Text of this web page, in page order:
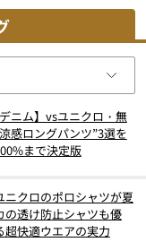
ニム】vsユニクロ・無
感ロングパンツ”3選を
まで決定版
ニクロのポロシャツが夏
の透け防止シャツも優
快適ウエアの実力